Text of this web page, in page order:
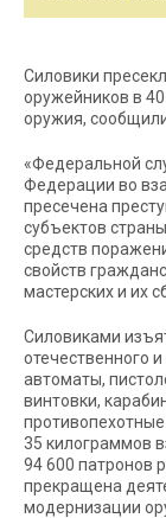
Силовики
оружейников в
оружия,
«Федеральной
Федерации во
пресечена
субъектов
средств
свойств
мастерских и их
Силовиками
отечественного
автоматы,
винтовки,
35 килограммов
94 600 патронов
прекращена
модернизации